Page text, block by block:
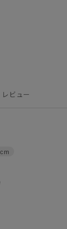
レビュー